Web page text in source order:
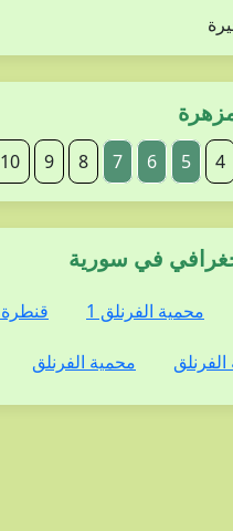
4
5
6
7
8
9
10
في سورية
محمية الفرنلق 1 قنطرة 1
محمية الفرنلق